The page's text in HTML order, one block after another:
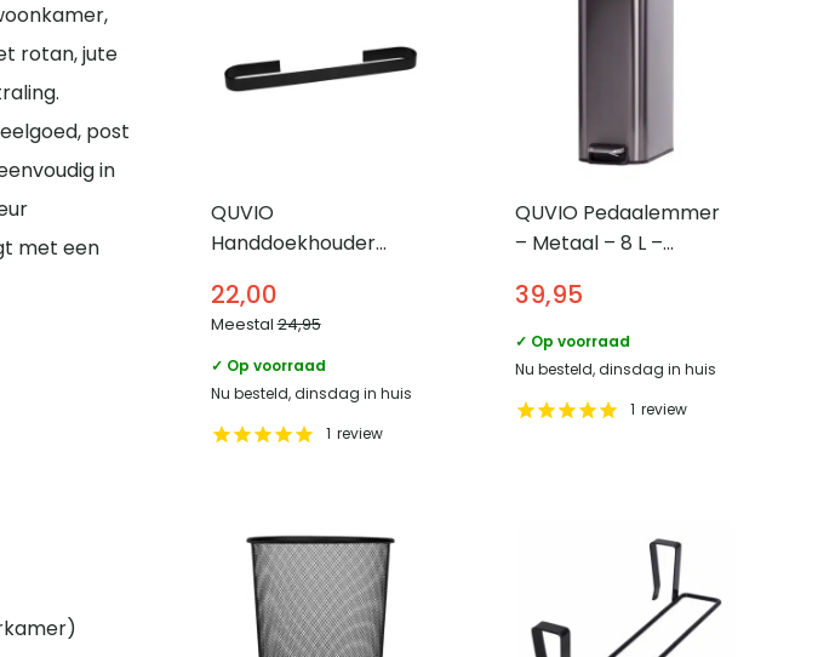
rotan, jute
post
in
met een
QUVIO
Handdoekhouder
ronding – 45 cm –
Zwart
22,00
Meestal24,95
✓ Op voorraad
Nu besteld, dinsdag in huis
1 review
QUVIO Pedaalemmer
– Metaal – 8 L –
39,95
✓ Op voorraad
Nu besteld, dinsdag in huis
1 review